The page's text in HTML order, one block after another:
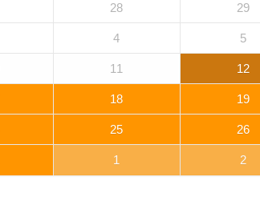
28 29
4 5
11 12
18 19
25 26
1 2